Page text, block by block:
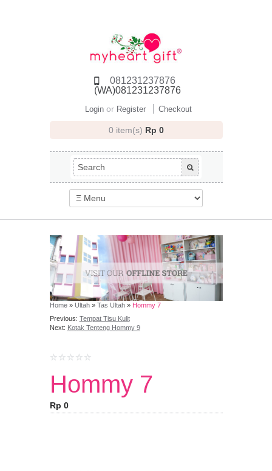
081231237876
(WA)081231237876
Login or Register Checkout
0 item(s) Rp 0
Home» Ultah» Tas Ultah» Hommy 7
Previous: Tempat Tisu Kulit
Next: Kotak Tenteng Hommy 9
Hommy 7
Rp 0